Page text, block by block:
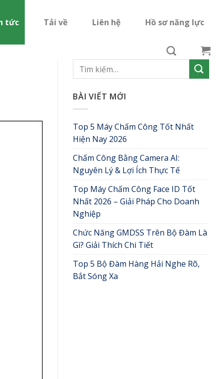
tức Tải về Liên hệ Hồ sơ năng lực
BÀI VIẾT MỚI
Top 5 Máy Chấm Công Tốt Nhất
Hiện Nay 2026
Chấm Công Bằng Camera AI:
Nguyên Lý & Lợi Ích Thực Tế
Top Máy Chấm Công Face ID Tốt
Nhất 2026 – Giải Pháp Cho Doanh
Nghiệp
Chức Năng GMDSS Trên Bộ Đàm Là
Gì? Giải Thích Chi Tiết
Top 5 Bộ Đàm Hàng Hải Nghe Rõ,
Bắt Sóng Xa